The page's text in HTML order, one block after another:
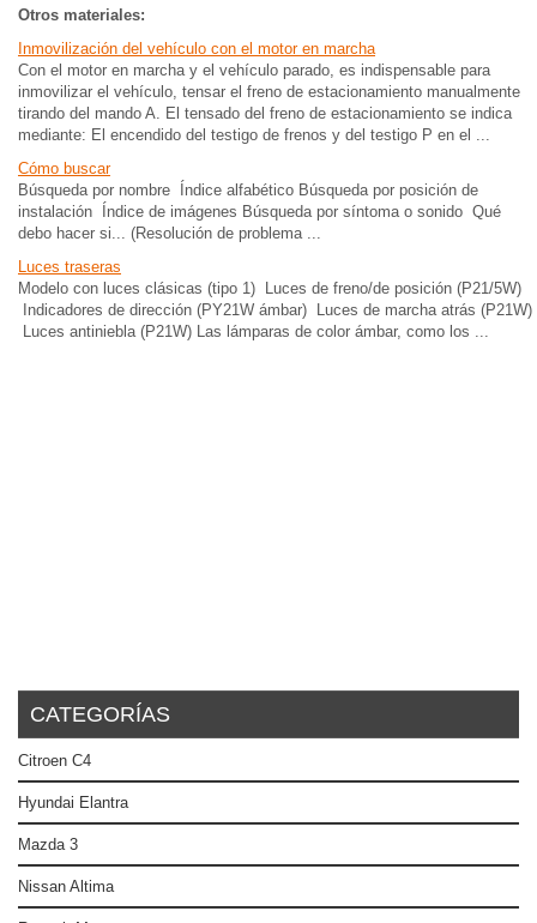
Otros materiales:
Inmovilización del vehículo con el motor en marcha
Con el motor en marcha y el vehículo parado, es indispensable para
inmovilizar el vehículo, tensar el freno de estacionamiento manualmente
tirando del mando A. El tensado del freno de estacionamiento se indica
mediante: El encendido del testigo de frenos y del testigo P en el ...
Cómo buscar
Búsqueda por nombre Índice alfabético Búsqueda por posición de
instalación Índice de imágenes Búsqueda por síntoma o sonido Qué
debo hacer si... (Resolución de problema ...
Luces traseras
Modelo con luces clásicas (tipo 1) Luces de freno/de posición (P21/5W)
Indicadores de dirección (PY21W ámbar) Luces de marcha atrás (P21W)
Luces antiniebla (P21W) Las lámparas de color ámbar, como los ...
CATEGORÍAS
Citroen C4
Hyundai Elantra
Mazda 3
Nissan Altima